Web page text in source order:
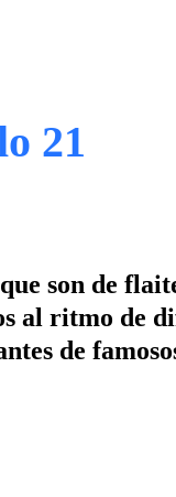
21
son de
al ritmo de
de